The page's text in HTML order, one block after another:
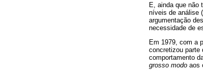
E, ainda que não
níveis de análise
argumentação
necessidade de
Em 1979, com a
concretizou parte
comportamento
grosso modo aos